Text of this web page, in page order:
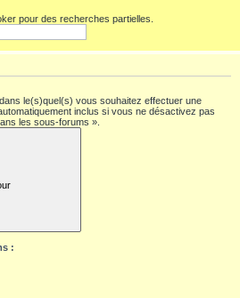
pour des recherches partielles.
le(s)quel(s) vous souhaitez effectuer une
inclus si vous ne désactivez pas
les sous-forums ».
: